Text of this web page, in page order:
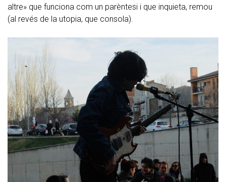
altre» que funciona com un parèntesi i que inquieta, remou
(al revés de la utopia, que consola).